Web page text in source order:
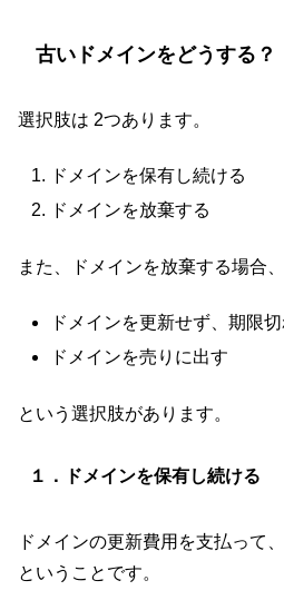
古いドメインをどうする？
選択肢は 2つあります。
ドメインを保有し続ける
ドメインを放棄する
また、ドメインを放棄する場合、
ドメインを更新せず、期限
ドメインを売りに出す
という選択肢があります。
１．ドメインを保有し続ける
ドメインの更新費用を支払って
ということです。